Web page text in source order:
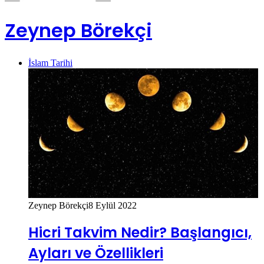
Zeynep Börekçi
İslam Tarihi
Zeynep Börekçi8 Eylül 2022
Hicri Takvim Nedir? Başlangıcı,
Ayları ve Özellikleri